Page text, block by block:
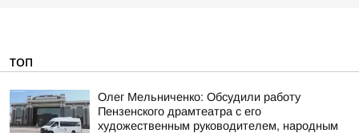
ТОП
Олег Мельниченко: Обсудили работу
Пензенского драмтеатра с его
художественным руководителем, народным